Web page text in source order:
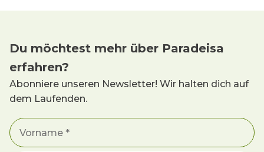
Du möchtest mehr über Paradeisa
erfahren?
Abonniere unseren Newsletter! Wir halten dich auf
dem Laufenden.